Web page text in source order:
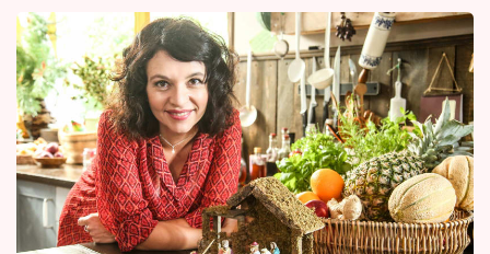
Témata
Celebrity
Vztahy
Seriály
Horoskopy